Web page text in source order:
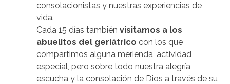
consolacionistas y nuestras experiencias de
vida.
Cada 15 días también visitamos a los
abuelitos del geriátrico con los que
compartimos alguna merienda, actividad
especial, pero sobre todo nuestra alegría,
escucha y la consolación de Dios a través de su